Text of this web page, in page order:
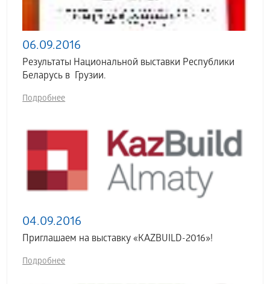
06.09.2016
Результаты Национальной выставки Республики
Беларусь в Грузии.
Подробнее
04.09.2016
Приглашаем на выставку «KAZBUILD-2016»!
Подробнее